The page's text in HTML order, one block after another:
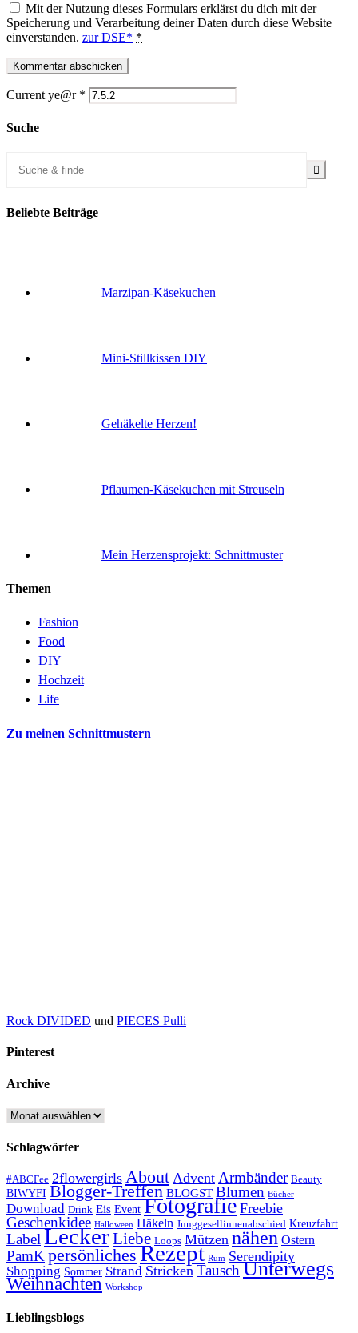
Mit der Nutzung dieses Formulars erklärst du dich mit der
Speicherung und Verarbeitung deiner Daten durch diese Website
einverstanden. zur DSE* *
Current ye@r *
Suche
Beliebte Beiträge
Marzipan-Käsekuchen
Mini-Stillkissen DIY
Gehäkelte Herzen!
Pflaumen-Käsekuchen mit Streuseln
Mein Herzensprojekt: Schnittmuster
Themen
Fashion
Food
DIY
Hochzeit
Life
Zu meinen Schnittmustern
Rock DIVIDED und PIECES Pulli
Pinterest
Archive
Archive
Schlagwörter
#ABCFee 2flowergirls About Advent Armbänder Beauty
BIWYFI Blogger-Treffen BLOGST Blumen Bücher
Download Drink Eis Event Fotografie Freebie
Geschenkidee Halloween Häkeln Junggesellinnenabschied Kreuzfahrt
LabelLeckerLiebe Loops Mützen nähen Ostern
PamKpersönliches Rezept Rum Serendipity
Shopping Sommer Strand Stricken TauschUnterwegs
Weihnachten Workshop
Lieblingsblogs